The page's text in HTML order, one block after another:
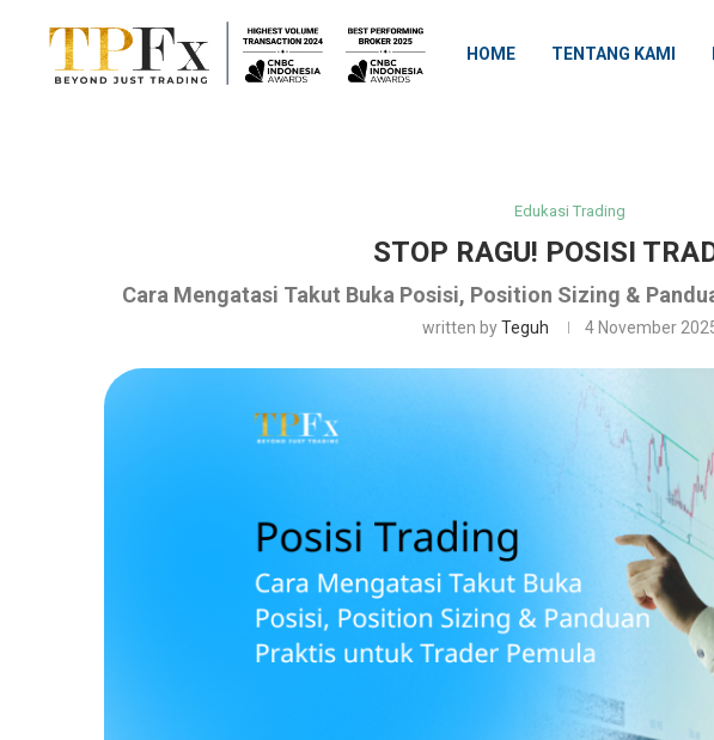
HOME TENTANG KAMI
Edukasi Trading
STOP RAGU! POSISI
Cara Mengatasi Takut Buka Posisi, Position Sizing &
written byTeguh 4 November